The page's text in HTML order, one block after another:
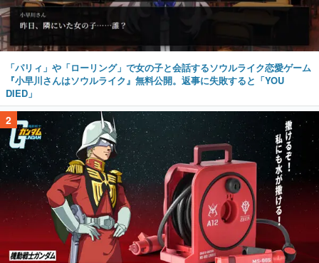
「パリィ」や「ローリング」で女の子と会話するソウルライク恋愛ゲーム
『小早川さんはソウルライク』無料公開。返事に失敗すると「YOU
DIED」
2